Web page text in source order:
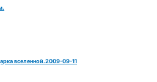
вселенной.2009-09-11